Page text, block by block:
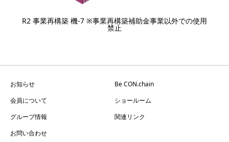
R2 事業再構築 機-7 ※事業再構築補助金事業以外での使用
禁止
お知らせ
Be CON.chain
会員について
ショールーム
グループ情報
関連リンク
お問い合わせ